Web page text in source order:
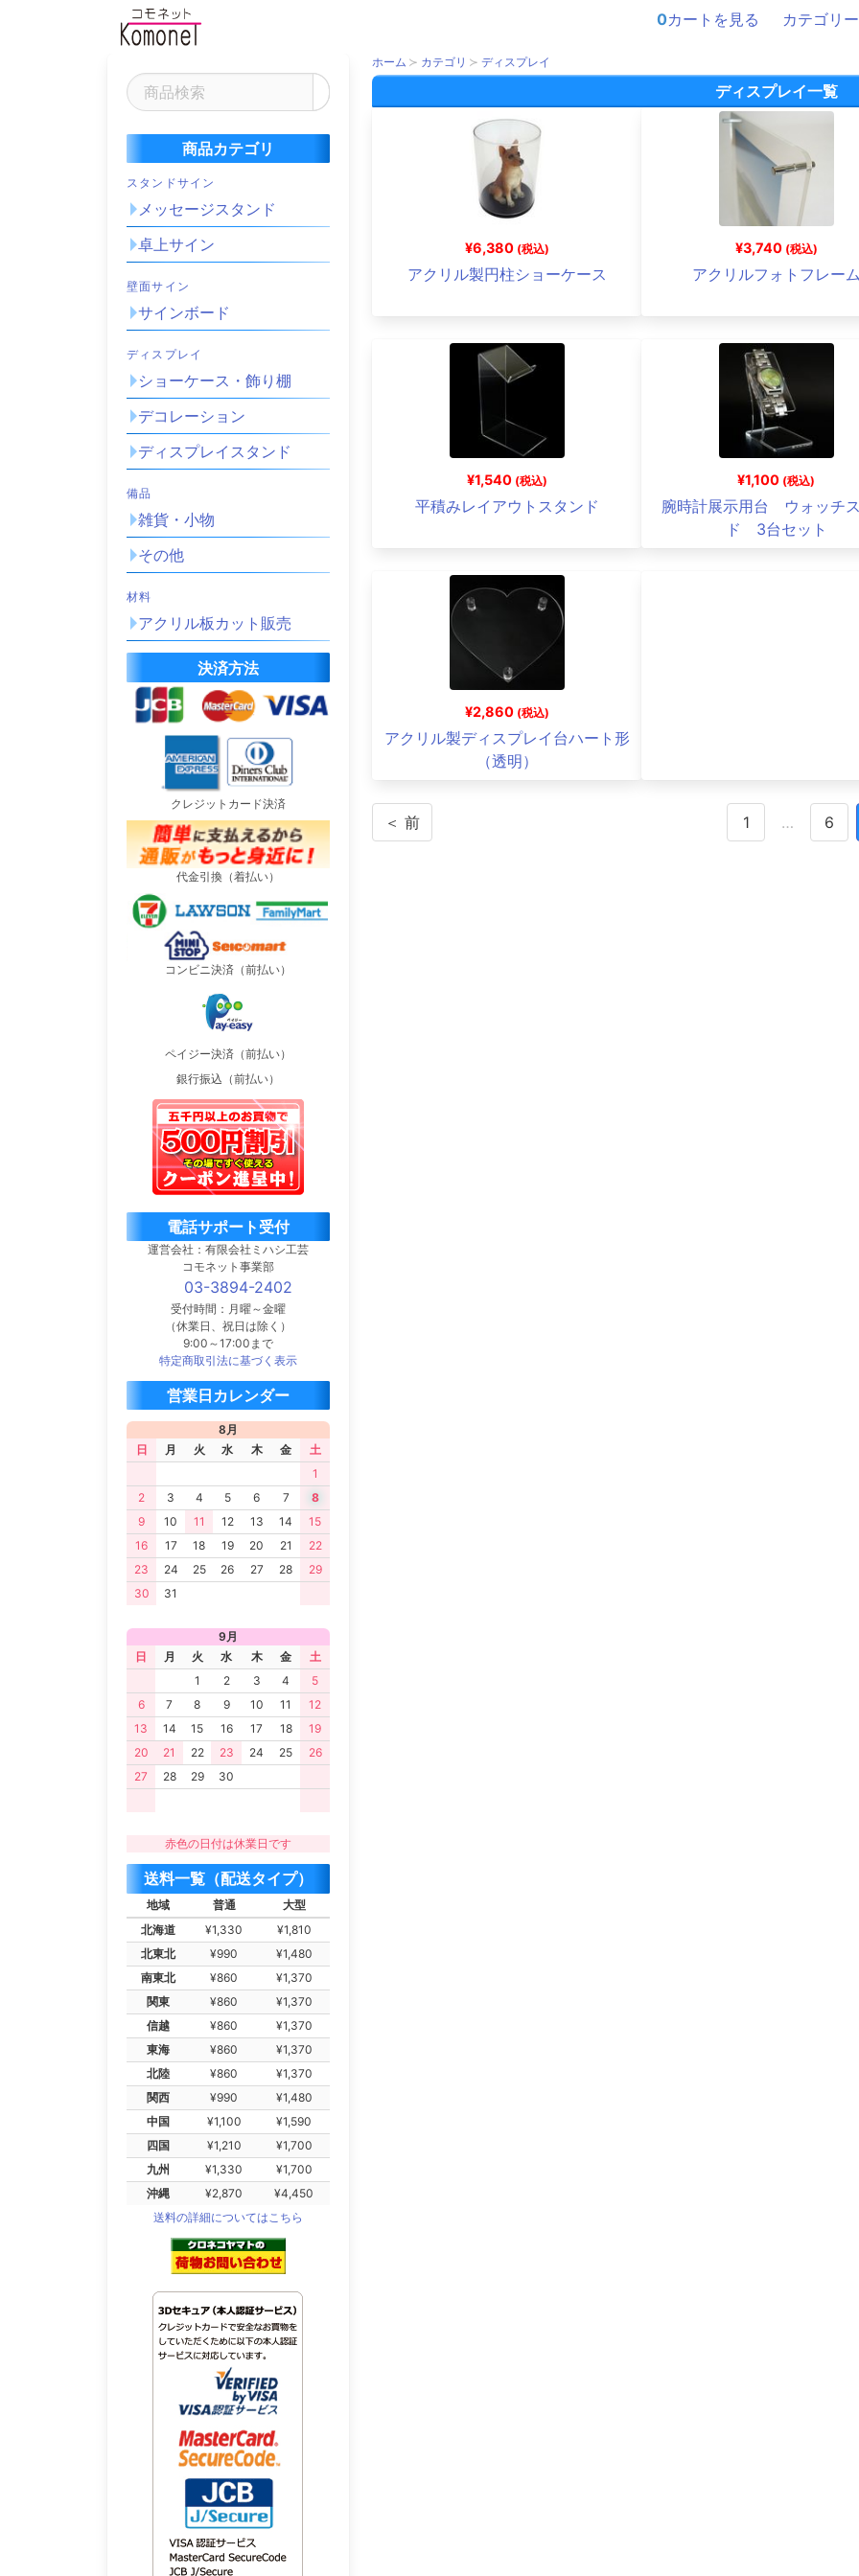
0カートを見る カテゴリー
商品カテゴリ
スタンドサイン
メッセージスタンド
卓上サイン
壁面サイン
サインボード
ディスプレイ
ショーケース・飾り棚
デコレーション
ディスプレイスタンド
備品
雑貨・小物
その他
材料
アクリル板カット販売
決済方法
クレジットカード決済
代金引換（着払い）
コンビニ決済（前払い）
ペイジー決済（前払い）
銀行振込（前払い）
電話サポート受付
運営会社：有限会社ミハシ工芸
コモネット事業部
03-3894-2402
受付時間：月曜～金曜
（休業日、祝日は除く）
9:00～17:00まで
特定商取引法に基づく表示
営業日カレンダー
8月
日
月 火 水 木 金
土
1
2
3 4 5 6 7
8
9
10 11 12 13 14
15
16
17 18 19 20 21
22
23
24 25 26 27 28
29
30
31
9月
日
月 火 水 木 金
土
1
2 3 4
5
6
7 8 9 10 11
12
13
14 15 16 17 18
19
20
21 22 23 24 25
26
27
28 29 30
赤色の日付は休業日です
送料一覧（配送タイプ）
地域 普通
大型
北海道
¥1,330
¥1,810
北東北
¥990
¥1,480
南東北
¥860
¥1,370
関東
¥860
¥1,370
信越
¥860
¥1,370
東海
¥860
¥1,370
北陸
¥860
¥1,370
関西
¥990
¥1,480
中国
¥1,100
¥1,590
四国
¥1,210
¥1,700
九州
¥1,330
¥1,700
沖縄
¥2,870
¥4,450
送料の詳細についてはこちら
ホーム カテゴリ ディスプレイ
ディスプレイ一覧
¥6,380 (税込)
アクリル製円柱ショーケース
¥3,740 (税込)
アクリルフォトフレーム
¥1,540 (税込)
平積みレイアウトスタンド
¥1,100 (税込)
腕時計展示用台 ウォッチ
ド 3台セット
¥2,860 (税込)
アクリル製ディスプレイ台ハート形
（透明）
＜ 前 1 … 6